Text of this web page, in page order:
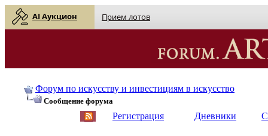
AI Аукцион Прием лотов
Форум по искусству и инвестициям в искусство
Сообщение форума
Регистрация Дневники